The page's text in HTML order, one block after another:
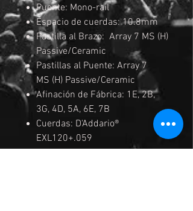
Puente: Mono-rail
Espacio de cuerdas: 10.8mm
Pastilla al Brazo: Array 7 MS (H)
Passive/Ceramic
Pastillas al Puente: Array 7
MS (H) Passive/Ceramic
Afinación de Fábrica: 1E, 2B,
3G, 4D, 5A, 6E, 7B
Cuerdas: D'Addario®
EXL120+.059